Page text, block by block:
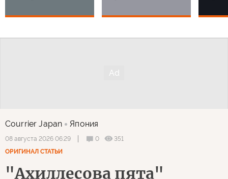
Courrier Japan Япония
08 августа 2026 06:29 0
351
ОРИГИНАЛ СТАТЬИ
"Ахиллесова пята"